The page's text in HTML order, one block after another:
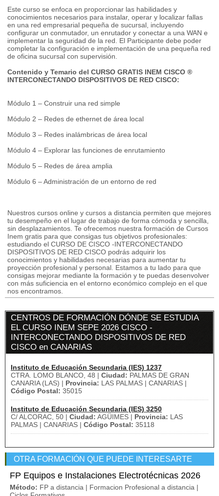
Este curso se enfoca en proporcionar las habilidades y
conocimientos necesarios para instalar, operar y localizar fallas
en una red empresarial pequeña de sucursal, incluyendo
configurar un conmutador, un enrutador y conectar a una WAN e
implementar la seguridad de la red. El Participante debe poder
completar la configuración e implementación de una pequeña red
de oficina sucursal con supervisión.
Contenido y Temario del CURSO GRATIS INEM CISCO ®
INTERCONECTANDO DISPOSITIVOS DE RED CISCO:
Módulo 1 – Construir una red simple
Módulo 2 – Redes de ethernet de área local
Módulo 3 – Redes inalámbricas de área local
Módulo 4 – Explorar las funciones de enrutamiento
Módulo 5 – Redes de área amplia
Módulo 6 – Administración de un entorno de red
Nuestros cursos online y cursos a distancia permiten que mejores
tu desempeño en el lugar de trabajo de forma cómoda y sencilla,
sin desplazamientos. Te ofrecemos nuestra formación de Cursos
Inem gratis para que consigas tus objetivos profesionales:
estudiando el CURSO DE CISCO -INTERCONECTANDO
DISPOSITIVOS DE RED CISCO podrás adquirir los
conocimientos y habilidades necesarias para aumentar tu
proyección profesional y personal. Estamos a tu lado para que
consigas mejorar mediante la formación y te puedas desenvolver
con más suficiencia en el entorno económico complejo en el que
nos encontramos.
CENTROS DE FORMACIÓN DÓNDE SE ESTUDIA
EL CURSO INEM SEPE 2026 CISCO -
INTERCONECTANDO DISPOSITIVOS DE RED
CISCO en CANARIAS
Instituto de Educación Secundaria (IES) 1237
CTRA. LOMO BLANCO, 48 | Ciudad: PALMAS DE GRAN
CANARIA (LAS) | Provincia: LAS PALMAS | CANARIAS |
Código Postal: 35015
Instituto de Educación Secundaria (IES) 3250
C/ ALCORAC, 50 | Ciudad: AGÜIMES | Provincia: LAS
PALMAS | CANARIAS | Código Postal: 35118
OTRA FORMACIÓN QUE PUEDE INTERESARTE
FP Equipos e Instalaciones Electrotécnicas 2026
Método: FP a distancia | Formacion Profesional a distancia |